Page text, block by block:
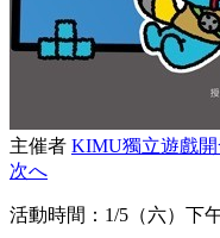
主催者 KIMU獨立遊戲
次へ
活動時間：1/5（六）下